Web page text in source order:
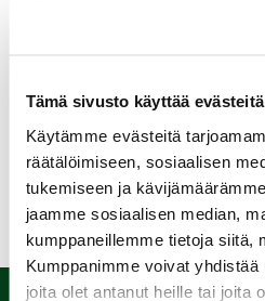
Tämä sivusto käyttää evästeitä
Käytämme evästeitä
räätälöimiseen, sosiaalisen
tukemiseen ja
jaamme sosiaalisen median,
kumppaneillemme tietoja siitä,
Kumppanimme voivat yhdistää
joita olet antanut heille tai joita